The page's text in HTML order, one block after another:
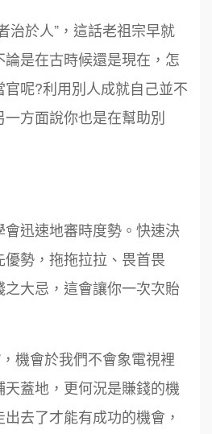
治於人”，這話老祖宗早就
是在古時候還是現在，怎
呢?利用別人成就自己並不
方面說你也是在幫助別
迅速地審時度勢。快速決
勢，拖拖拉拉、畏首畏
大忌，這會讓你一次次貽
機會於我們不會象電視裡
蓋地，更何況是賺錢的機
去了才能有成功的機會，